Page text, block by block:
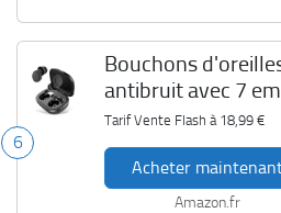
6
Bouchons
antibruit avec 7
Tarif Vente Flash à 18,99 €
Acheter
Amazon.fr